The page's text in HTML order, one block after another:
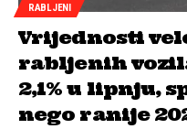
RABLJENI
Vrijednosti
rabljenih
2,1% u lipnju,
nego ranije